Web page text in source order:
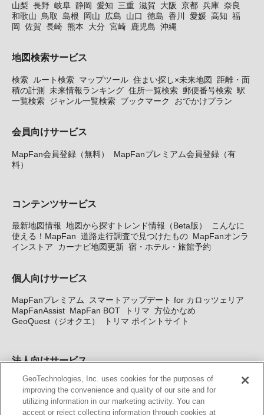
山梨 長野 岐阜 静岡 愛知 三重 滋賀 大阪 京都 兵庫 奈良
和歌山
鳥取 島根 岡山 広島 山口 徳島 香川 愛媛 高知 福
岡
佐賀 長崎 熊本 大分 宮崎 鹿児島 沖縄
地図検索サービス
検索 ルート検索 マップツール 住まい探し×未来地図
距離・面
積の計測
未来情報ランキング 住所一覧検索 郵便番号検索 駅
一覧検索 ジャンル一覧検索 ブックマーク おでかけプラン
会員向けサービス
MapFan会員登録（無料）
MapFanプレミアム会員登録（有
料）
コンテンツサービス
最新地図情報 地図から探すトレンド情報（Beta版）
こんなに
使える！MapFan 道路走行調査で見つけたもの MapFanオンラ
インストア
カーナビ地図更新 宿・ホテル・旅館予約
個人向けサービス
MapFanプレミアム
スマートアップデート for カロッツェリア
MapFanAssist MapFan BOT トリマ 方位かなめ
GeoQuest（ジオクエ）
トリマ ポイントサイト
法人向けサービス
法人向け地図・位置情報サービス WEBサイト・システム向け地
図API Windows PC向け地図開発キット MapFan DB 住所確認
サービス
MAP WORLD+ トリマ広告 Geo-Research
GeoTechnologies, Inc. uses cookies for the purposes of
improving the convenience and quality of our site and for
utilizing information in our marketing activity. You can
accept or reject collecting information through cookies at